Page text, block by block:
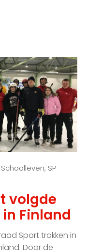
Schoolleven, SP
volgde
Finland
Sport trokken in
Door de